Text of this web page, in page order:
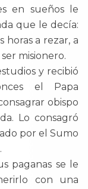
en sueños le
que le decía:
horas a rezar, a
misionero.
y recibió
el Papa
obispo
Lo consagró
por el Sumo
paganas se le
con una